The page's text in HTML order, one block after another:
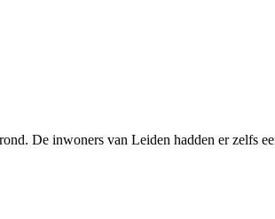
De inwoners van Leiden hadden er zelfs